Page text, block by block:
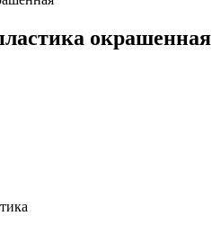
окрашенная